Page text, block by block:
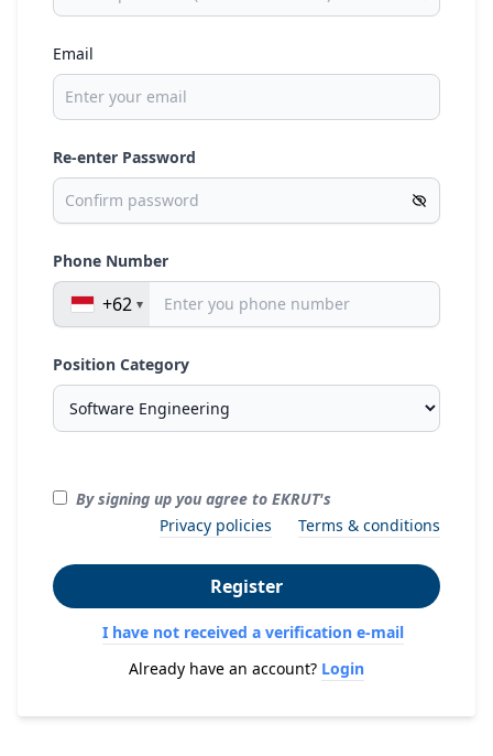
Email
Re-enter Password
Phone Number
+62
Position Category
By signing up you agree to EKRUT's
Privacy policies
Terms & conditions
Register
I have not received a verification e-mail
Already have an account? Login